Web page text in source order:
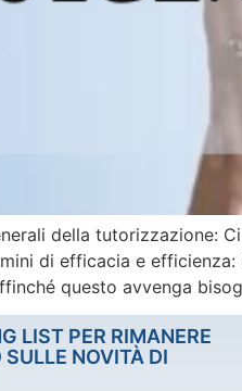
della tutorizzazione:
di efficacia e
questo avvenga
LIST PER RIMANERE
NOVITÀ DI